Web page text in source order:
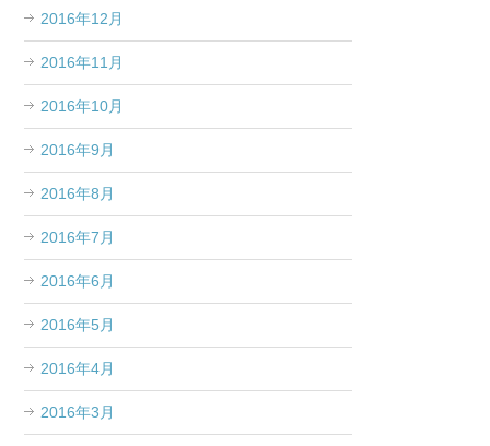
2016年12月
2016年11月
2016年10月
2016年9月
2016年8月
2016年7月
2016年6月
2016年5月
2016年4月
2016年3月